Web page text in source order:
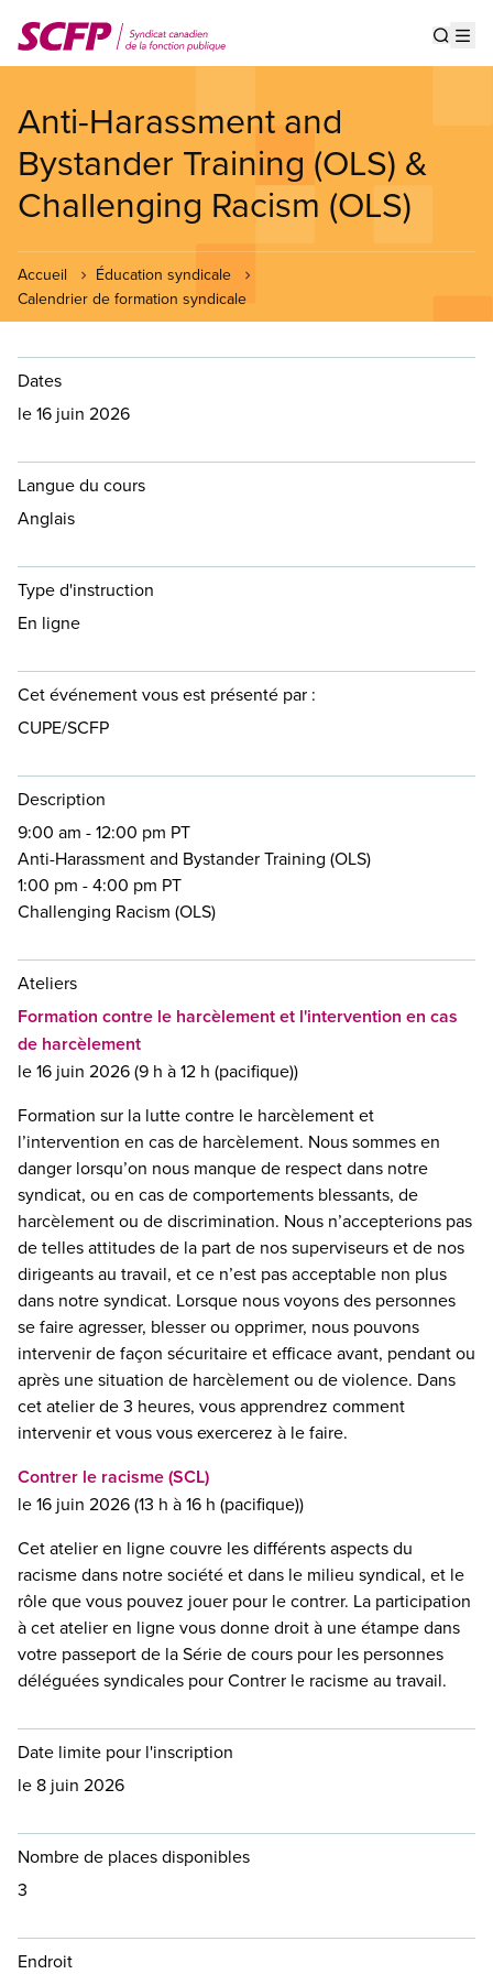
au
contenu
Anti-Harassment and
Bystander Training (OLS) &
Challenging Racism (OLS)
Accueil
Éducation syndicale
Calendrier de formation syndicale
Dates
le 16 juin 2026
Langue du cours
Anglais
Type d'instruction
En ligne
Cet événement vous est présenté par :
CUPE/SCFP
Description
9:00 am - 12:00 pm PT
Anti-Harassment and Bystander Training (OLS)
1:00 pm - 4:00 pm PT
Challenging Racism (OLS)
Ateliers
Formation contre le harcèlement et l'intervention en cas
de harcèlement
le 16 juin 2026 (9 h à 12 h (pacifique))
Formation sur la lutte contre le harcèlement et
l’intervention en cas de harcèlement. Nous sommes en
danger lorsqu’on nous manque de respect dans notre
syndicat, ou en cas de comportements blessants, de
harcèlement ou de discrimination. Nous n’accepterions pas
de telles attitudes de la part de nos superviseurs et de nos
dirigeants au travail, et ce n’est pas acceptable non plus
dans notre syndicat. Lorsque nous voyons des personnes
se faire agresser, blesser ou opprimer, nous pouvons
intervenir de façon sécuritaire et efficace avant, pendant ou
après une situation de harcèlement ou de violence. Dans
cet atelier de 3 heures, vous apprendrez comment
intervenir et vous vous exercerez à le faire.
Contrer le racisme (SCL)
le 16 juin 2026 (13 h à 16 h (pacifique))
Cet atelier en ligne couvre les différents aspects du
racisme dans notre société et dans le milieu syndical, et le
rôle que vous pouvez jouer pour le contrer. La participation
à cet atelier en ligne vous donne droit à une étampe dans
votre passeport de la Série de cours pour les personnes
déléguées syndicales pour Contrer le racisme au travail.
Date limite pour l'inscription
le 8 juin 2026
Nombre de places disponibles
3
Endroit